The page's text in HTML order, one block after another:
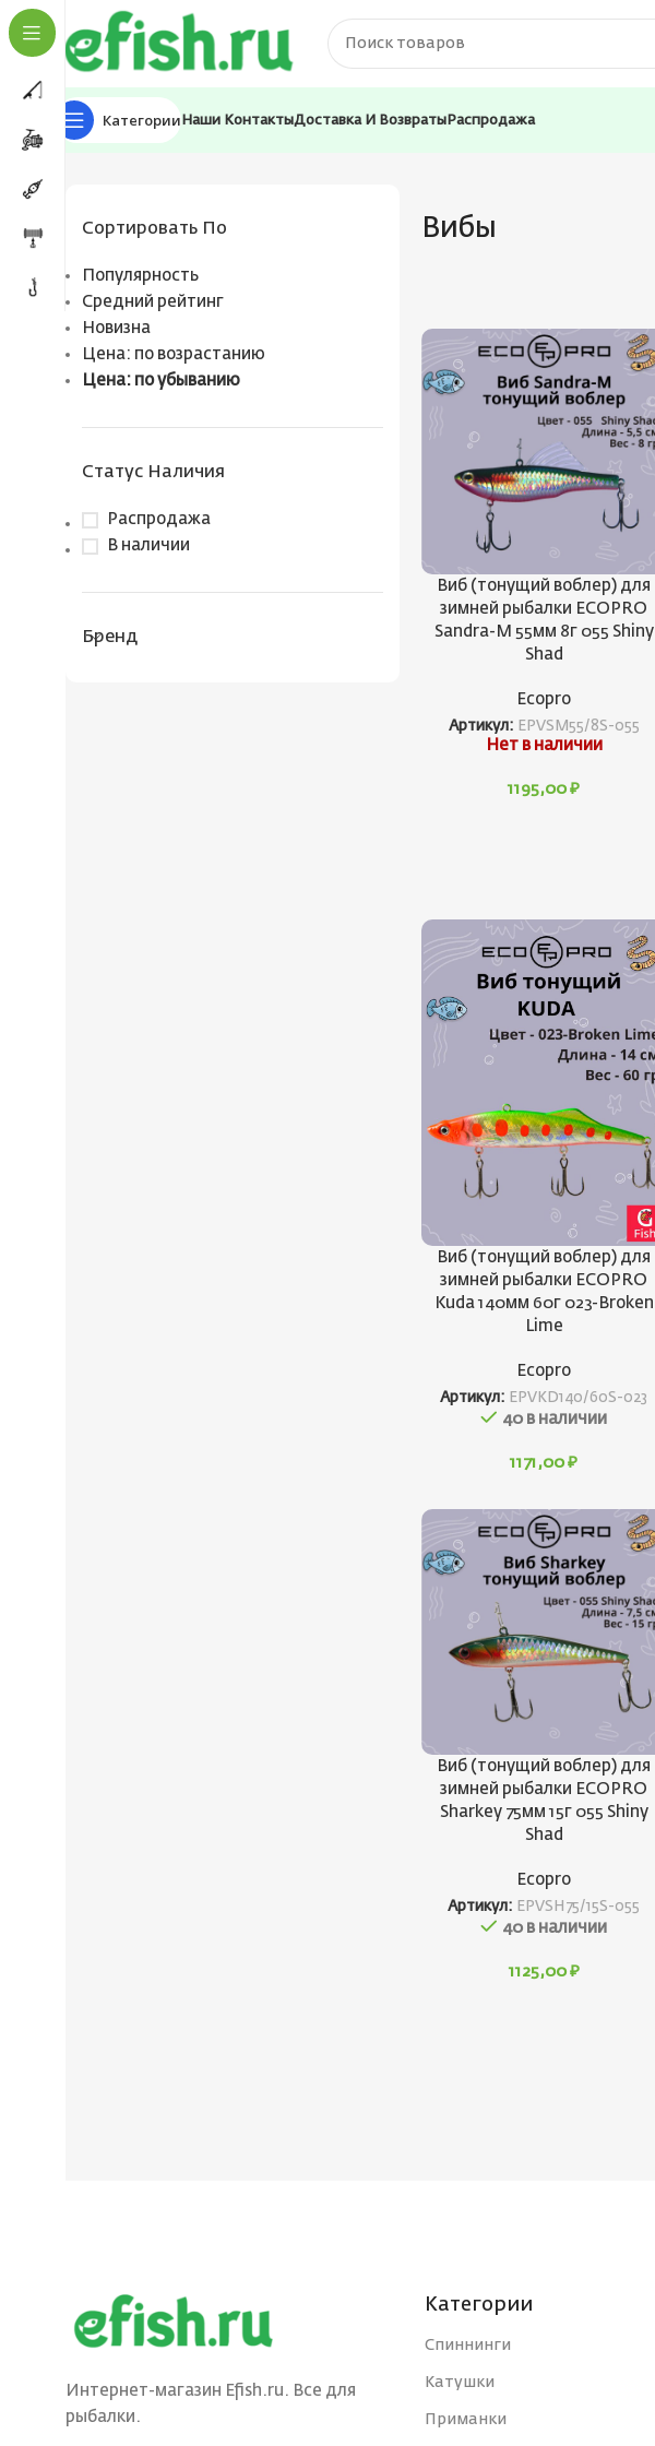
Категории Наши КонтактыДоставка И Возвраты Распродажа
Главная Приманки
Сортировать По
Популярность
Средний рейтинг
Новизна
Цена: по возрастанию
Цена: по убыванию
Статус Наличия
Распродажа
В наличии
Бренд
Вибы
Виб (тонущий воблер) для
зимней рыбалки ECOPRO
Sandra-M 55мм 8г 055 Shiny
Shad
Ecopro
Артикул: EPVSM55/8S-055
Нет в наличии
1195,00₽
Виб (тонущий воблер) для
зимней рыбалки ECOPRO
Kuda 140мм 60г 023-Broken
Lime
Ecopro
Артикул: EPVKD140/60S-023
40 в наличии
1171,00₽
Виб (тонущий воблер) для
зимней рыбалки ECOPRO
Sharkey 75мм 15г 055 Shiny
Shad
Ecopro
Артикул: EPVSH75/15S-055
40 в наличии
1125,00 ₽
Интернет-магазин Efish.ru. Все для
рыбалки.
Категории
Спиннинги
Катушки
Приманки